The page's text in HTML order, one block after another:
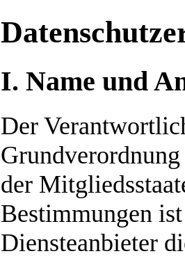
I. Name und
Der
der
Bestimmungen
Diensteanbieter